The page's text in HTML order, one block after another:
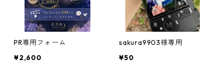
PR専用フォーム
¥2,600
sakura9903様専用
¥50